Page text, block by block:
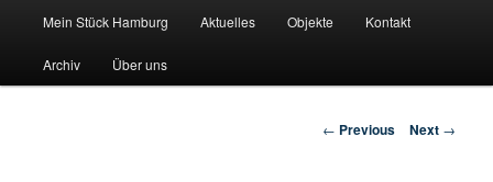
Mein-Stueck-Hamburg
Skip to primary content
Skip to secondary content
Mein Stück Hamburg Aktuelles Objekte Kontakt
Archiv Über uns
Post navigation
← Previous Next →